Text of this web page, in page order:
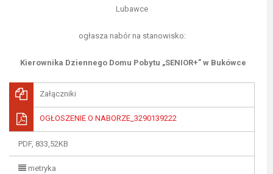
Lubawce
ogłasza nabór na stanowisko:
Kierownika Dziennego Domu Pobytu „SENIOR+” w Bukówce
Załączniki
OGŁOSZENIE O NABORZE_3290139222
PDF, 833,52KB
metryka